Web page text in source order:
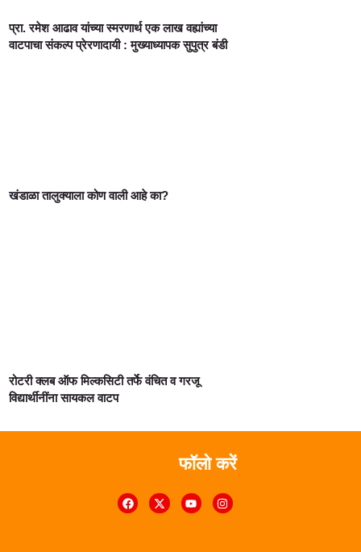
प्रा. रमेश आढाव यांच्या स्मरणार्थ एक लाख वह्यांच्या
वाटपाचा संकल्प प्रेरणादायी : मुख्याध्यापक सुपुत्र बंडी
खंडाळा तालुक्याला कोण वाली आहे का?
रोटरी क्लब ऑफ मिल्कसिटी तर्फे वंचित व गरजू
विद्यार्थीनींना सायकल वाटप
फॉलो करें